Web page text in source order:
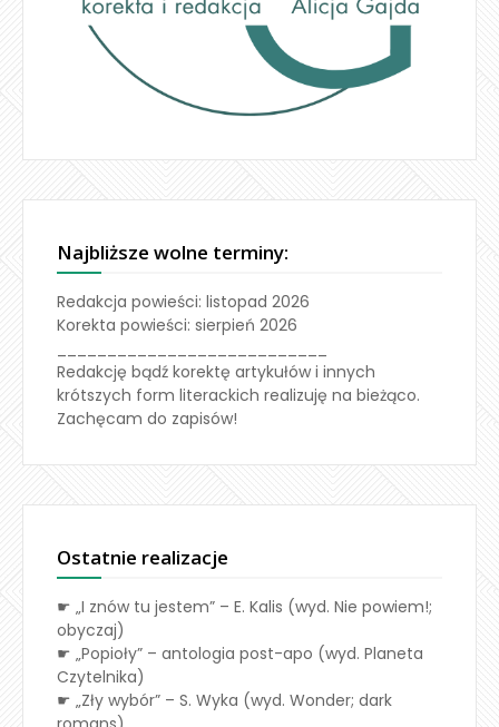
Najbliższe wolne terminy:
Redakcja powieści: listopad 2026
Korekta powieści: sierpień 2026
Redakcję bądź korektę artykułów i innych
krótszych form literackich realizuję na bieżąco.
Zachęcam do zapisów!
Ostatnie realizacje
☛ „I znów tu jestem” – E. Kalis (wyd. Nie powiem!;
obyczaj)
☛ „Popioły” – antologia post-apo (wyd. Planeta
Czytelnika)
☛ „Zły wybór” – S. Wyka (wyd. Wonder; dark